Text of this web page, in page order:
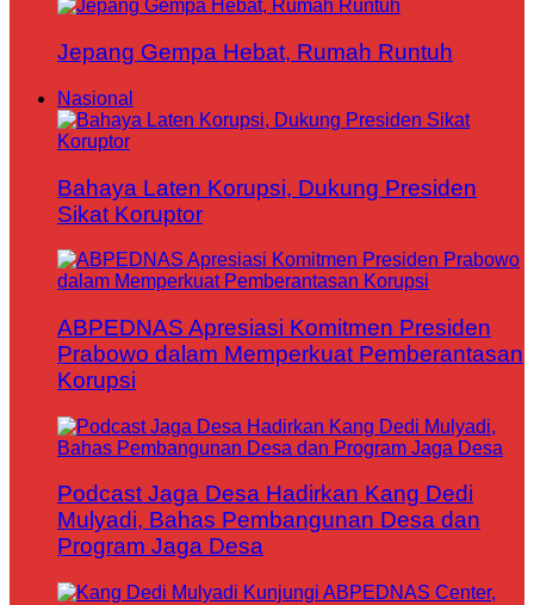
Jepang Gempa Hebat, Rumah Runtuh
Nasional
Bahaya Laten Korupsi, Dukung Presiden
Sikat Koruptor
ABPEDNAS Apresiasi Komitmen Presiden
Prabowo dalam Memperkuat Pemberantasan
Korupsi
Podcast Jaga Desa Hadirkan Kang Dedi
Mulyadi, Bahas Pembangunan Desa dan
Program Jaga Desa